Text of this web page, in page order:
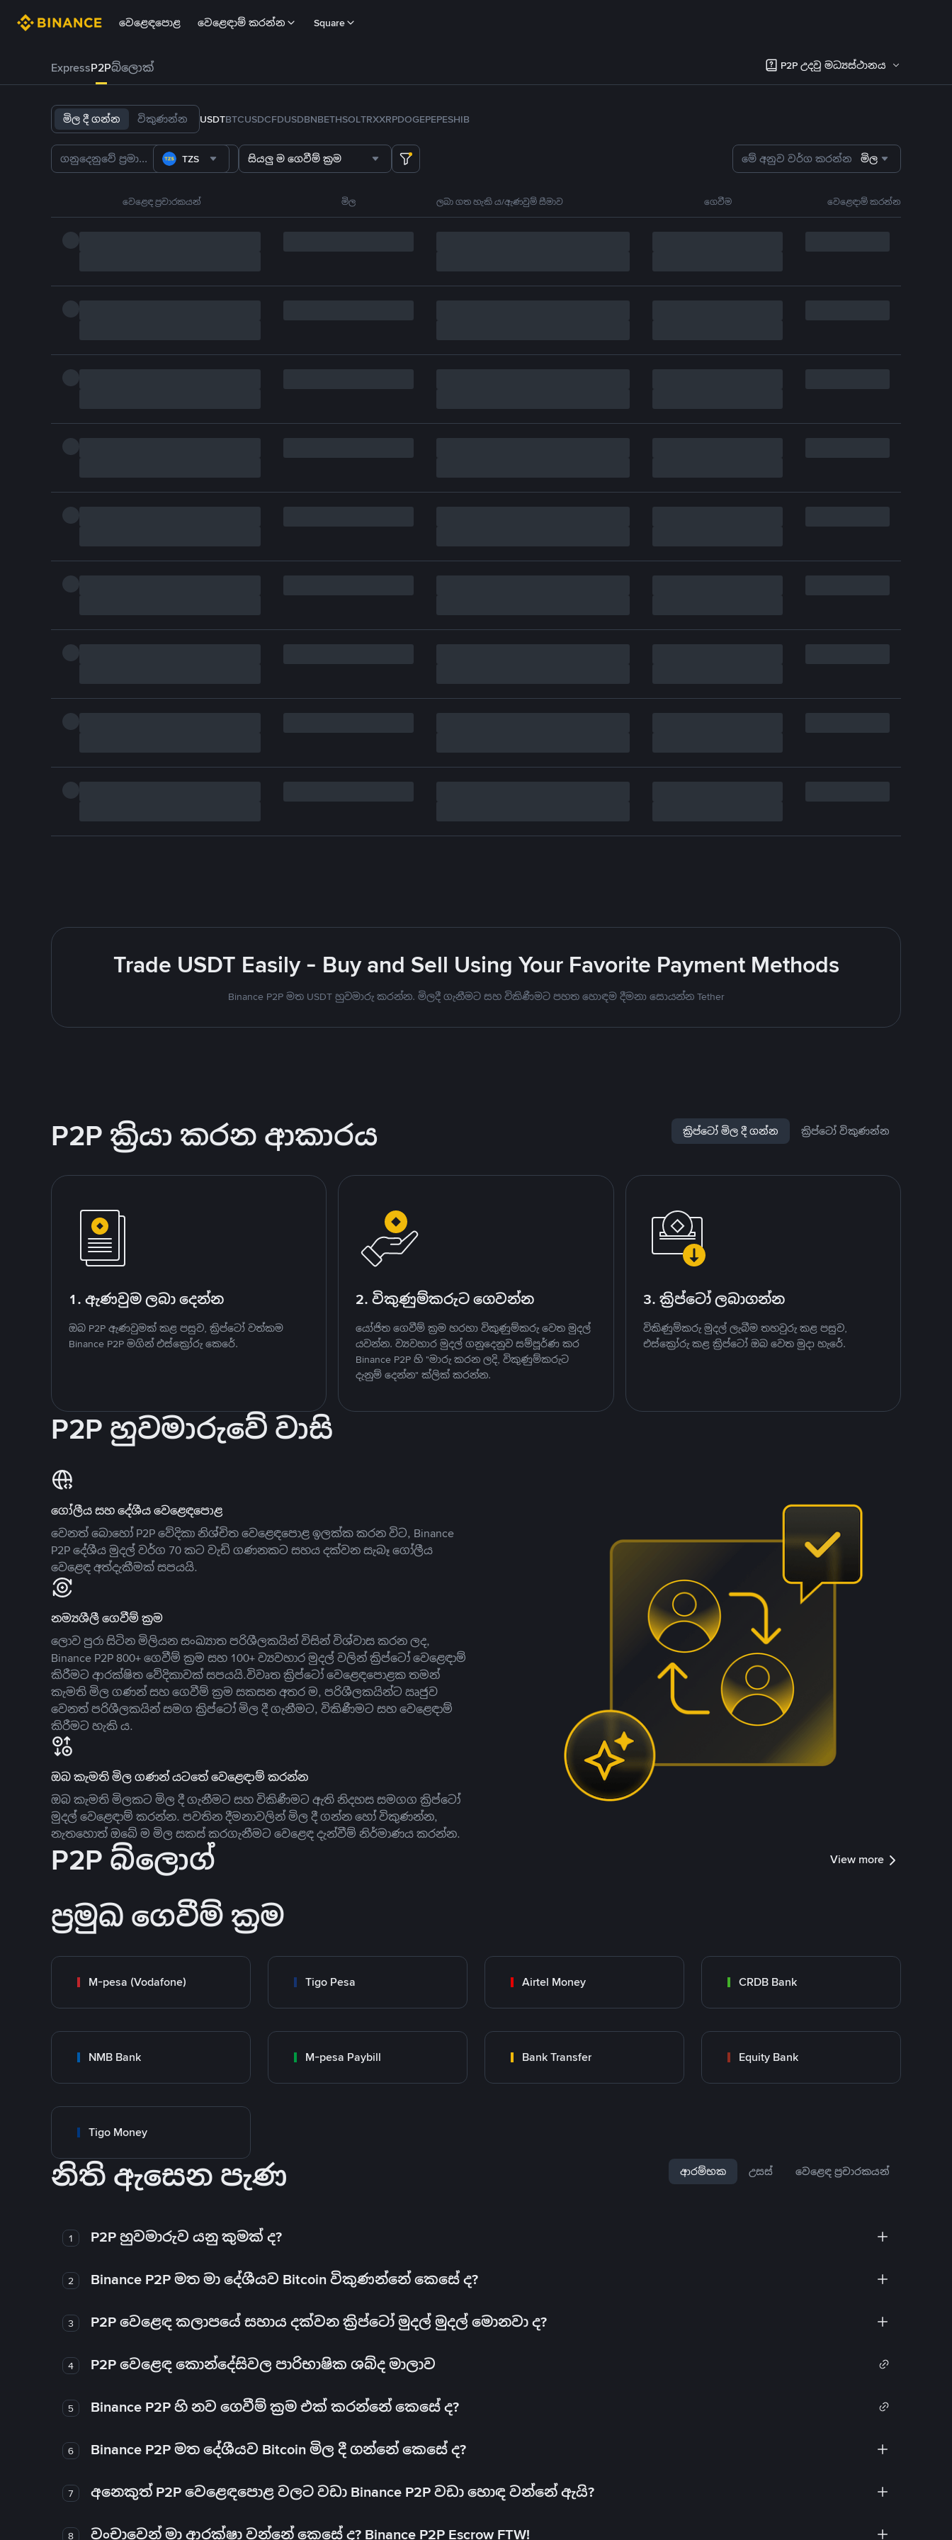
වෙළෙඳපොළ වෙළෙඳාම් කරන්න Square
ExpressP2Pබ්ලොක් P2P උදවු මධ්‍යස්ථානය
මිල දී ගන්න විකුණන්න USDTBTCUSDCFDUSDBNBETHSOLTRXXRPDOGEPEPESHIB
TZS සියලු ම ගෙවීම් ක්‍රම මේ අනුව වර්ග කරන්න මිල
වෙළෙඳ ප්‍රචාරකයන් මිල ලබා ගත හැකි ය/ඇණවුම් සීමාව ගෙවීම වෙළෙඳාම් කරන්න
Trade USDT Easily - Buy and Sell Using Your Favorite Payment Methods
Binance P2P මත USDT හුවමාරු කරන්න. මිලදී ගැනීමට සහ විකිණීමට පහත හොඳම දීමනා සොයන්න Tether
P2P ක්‍රියා කරන ආකාරය ක්‍රිප්ටෝ මිල දී ගන්න ක්‍රිප්ටෝ විකුණන්න
1. ඇණවුම ලබා දෙන්න
ඔබ P2P ඇණවුමක් කළ පසුව, ක්‍රිප්ටෝ වත්කම
Binance P2P මගින් එස්ක්‍රෝරු කෙරේ.
2. විකුණුම්කරුට ගෙවන්න
යෝජිත ගෙවීම් ක්‍රම හරහා විකුණුම්කරු වෙත මුදල්
යවන්න. ව්‍යවහාර මුදල් ගනුදෙනුව සම්පූර්ණ කර
Binance P2P හි "මාරු කරන ලදි, විකුණුම්කරුට
දැනුම් දෙන්න" ක්ලික් කරන්න.
3. ක්‍රිප්ටෝ ලබාගන්න
විකිණුම්කරු මුදල් ලැබීම තහවුරු කළ පසුව,
එස්ක්‍රෝරු කළ ක්‍රිප්ටෝ ඔබ වෙත මුදා හැරේ.
P2P හුවමාරුවේ වාසි
ගෝලීය සහ දේශීය වෙළෙඳපොළ
වෙනත් බොහෝ P2P වේදිකා නිශ්චිත වෙළෙඳපොළ ඉලක්ක කරන විට, Binance
P2P දේශීය මුදල් වර්ග 70 කට වැඩි ගණනකට සහය දක්වන සැබෑ ගෝලීය
වෙළෙඳ අත්දැකීමක් සපයයි.
නම්‍යශීලී ගෙවීම් ක්‍රම
ලොව පුරා සිටින මිලියන සංඛ්‍යාත පරිශීලකයින් විසින් විශ්වාස කරන ලද,
Binance P2P 800+ ගෙවීම් ක්‍රම සහ 100+ ව්‍යවහාර මුදල් වලින් ක්‍රිප්ටෝ වෙළෙඳාම්
කිරීමට ආරක්ෂිත වේදිකාවක් සපයයි.විවෘත ක්‍රිප්ටෝ වෙළෙඳපොළක තමන්
කැමති මිල ගණන් සහ ගෙවීම් ක්‍රම සකසන අතර ම, පරිශීලකයින්ට ඍජුව
වෙනත් පරිශීලකයින් සමග ක්‍රිප්ටෝ මිල දී ගැනීමට, විකිණීමට සහ වෙළෙඳාම්
කිරීමට හැකි ය.
ඔබ කැමති මිල ගණන් යටතේ වෙළෙඳාම් කරන්න
ඔබ කැමති මිලකට මිල දී ගැනීමට සහ විකිණීමට ඇති නිදහස සමගග ක්‍රිප්ටෝ
මුදල් වෙළෙඳාම් කරන්න. පවතින දීමනාවලින් මිල දී ගන්න හෝ විකුණන්න,
නැතහොත් ඔබේ ම මිල සකස් කරගැනීමට වෙළෙඳ දැන්වීම් නිර්මාණය කරන්න.
P2P බ්ලොග් View more
ප්‍රමුඛ ගෙවීම් ක්‍රම
M-pesa (Vodafone) Tigo Pesa Airtel Money CRDB Bank
NMB Bank M-pesa Paybill Bank Transfer Equity Bank
Tigo Money
නිති ඇසෙන පැණ ආරම්භක උසස් වෙළෙඳ ප්‍රචාරකයන්
1 P2P හුවමාරුව යනු කුමක් ද?
2 Binance P2P මත මා දේශීයව Bitcoin විකුණන්නේ කෙසේ ද?
3 P2P වෙළෙඳ කලාපයේ සහාය දක්වන ක්‍රිප්ටෝ මුදල් මුදල් මොනවා ද?
4 P2P වෙළෙඳ කොන්දේසිවල පාරිභාෂික ශබ්ද මාලාව
5 Binance P2P හි නව ගෙවීම් ක්‍රම එක් කරන්නේ කෙසේ ද?
6 Binance P2P මත දේශීයව Bitcoin මිල දී ගන්නේ කෙසේ ද?
7 අනෙකුත් P2P වෙළෙඳපොළ වලට වඩා Binance P2P වඩා හොඳ වන්නේ ඇයි?
8 වංචාවෙන් මා ආරක්ෂා වන්නේ කෙසේ ද? Binance P2P Escrow FTW!